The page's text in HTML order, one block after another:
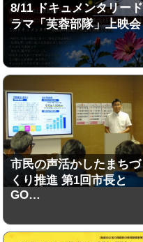
8/11 ドキュメンタリード
ラマ「芙蓉部隊」上映会
市民の声活かしたまちづ
くり推進 第1回市長と
GO…